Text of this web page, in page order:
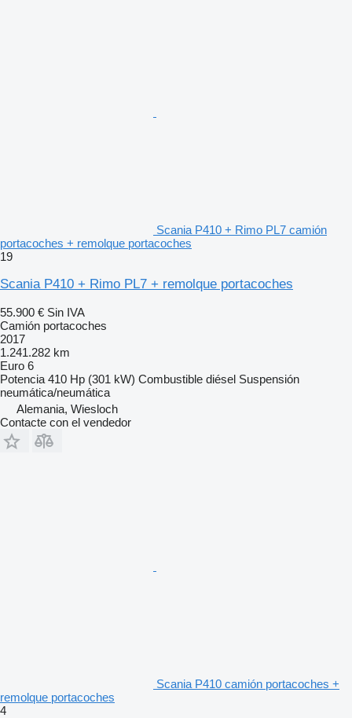
Scania P410 + Rimo PL7 camión
portacoches + remolque portacoches
19
Scania P410 + Rimo PL7 + remolque portacoches
55.900 € Sin IVA
Camión portacoches
2017
1.241.282 km
Euro 6
Potencia 410 Hp (301 kW) Combustible diésel Suspensión
neumática/neumática
Alemania, Wiesloch
Contacte con el vendedor
Scania P410 camión portacoches +
remolque portacoches
4